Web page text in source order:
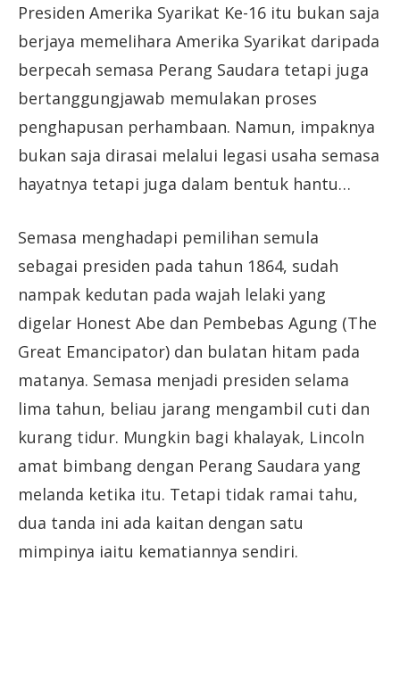
Presiden Amerika Syarikat Ke-16 itu bukan saja
berjaya memelihara Amerika Syarikat daripada
berpecah semasa Perang Saudara tetapi juga
bertanggungjawab memulakan proses
penghapusan perhambaan. Namun, impaknya
bukan saja dirasai melalui legasi usaha semasa
hayatnya tetapi juga dalam bentuk hantu…
Semasa menghadapi pemilihan semula
sebagai presiden pada tahun 1864, sudah
nampak kedutan pada wajah lelaki yang
digelar Honest Abe dan Pembebas Agung (The
Great Emancipator) dan bulatan hitam pada
matanya. Semasa menjadi presiden selama
lima tahun, beliau jarang mengambil cuti dan
kurang tidur. Mungkin bagi khalayak, Lincoln
amat bimbang dengan Perang Saudara yang
melanda ketika itu. Tetapi tidak ramai tahu,
dua tanda ini ada kaitan dengan satu
mimpinya iaitu kematiannya sendiri.